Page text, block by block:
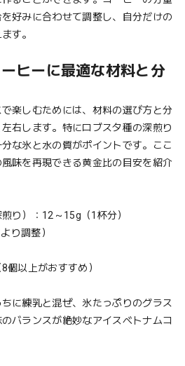
好みに合わせて調整し、自分だけの
す。
ヒーに最適な材料と分
楽しむためには、材料の選び方と分
右します。特にロブスタ種の深煎り
な氷と水の質がポイントです。ここ
味を再現できる黄金比の目安を紹介
り）：12～15g（1杯分）
り調整）
個以上がおすすめ）
に練乳と混ぜ、氷たっぷりのグラス
バランスが絶妙なアイスベトナムコ